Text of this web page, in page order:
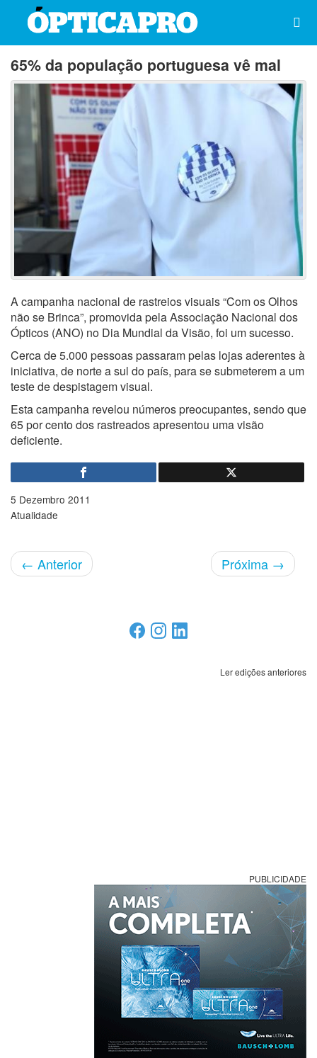
65% da população portuguesa vê mal
A campanha nacional de rastreios visuais “Com os Olhos
não se Brinca”, promovida pela Associação Nacional dos
Ópticos (ANO) no Dia Mundial da Visão, foi um sucesso.
Cerca de 5.000 pessoas passaram pelas lojas aderentes à
iniciativa, de norte a sul do país, para se submeterem a um
teste de despistagem visual.
Esta campanha revelou números preocupantes, sendo que
65 por cento dos rastreados apresentou uma visão
deficiente.
5 Dezembro 2011
Atualidade
← Anterior Próxima →
Ler edições anteriores
PUBLICIDADE